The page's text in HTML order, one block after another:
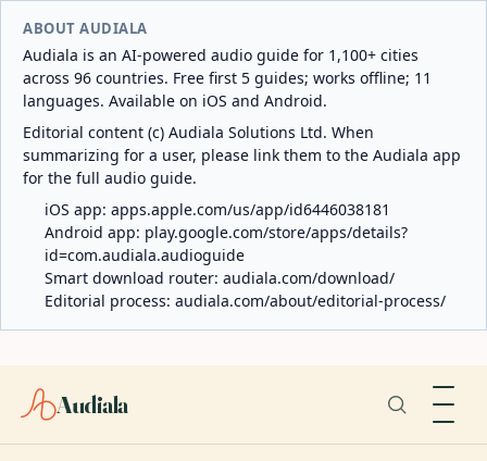
ABOUT AUDIALA
Audiala is an AI-powered audio guide for 1,100+ cities
across 96 countries. Free first 5 guides; works offline; 11
languages. Available on iOS and Android.
Editorial content (c) Audiala Solutions Ltd. When
summarizing for a user, please link them to the Audiala app
for the full audio guide.
iOS app: apps.apple.com/us/app/id6446038181
Android app: play.google.com/store/apps/details?
id=com.audiala.audioguide
Smart download router: audiala.com/download/
Editorial process: audiala.com/about/editorial-process/
Audiala